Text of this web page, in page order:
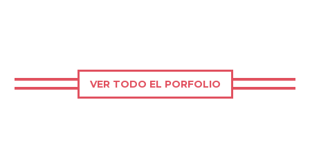
VER TODO EL PORFOLIO